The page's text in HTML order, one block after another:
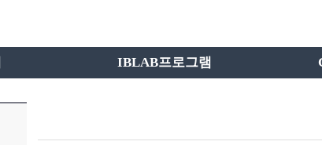
IBLAB프로그램